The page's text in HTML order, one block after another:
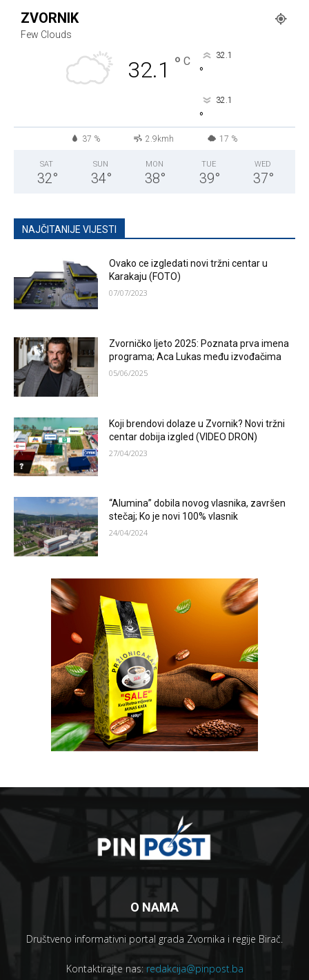
ZVORNIK
Few Clouds
32.1 ° C 32.1
°
32.1
°
37 % 2.9kmh 17 %
SAT
32°
SUN
34°
MON
38°
TUE
39°
WED
37°
NAJČITANIJE VIJESTI
Ovako ce izgledati novi tržni centar u
Karakaju (FOTO)
07/07/2023
Zvorničko ljeto 2025: Poznata prva imena
programa; Aca Lukas među izvođačima
05/06/2025
Koji brendovi dolaze u Zvornik? Novi tržni
centar dobija izgled (VIDEO DRON)
27/04/2023
“Alumina” dobila novog vlasnika, završen
stečaj; Ko je novi 100% vlasnik
24/04/2024
O NAMA
Društveno informativni portal grada Zvornika i regije Birač.
Kontaktirajte nas: redakcija@pinpost.ba